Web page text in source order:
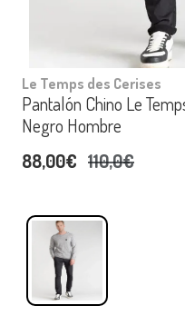
Le Temps des Cerises
Pantalón Chino Le
Negro Hombre
88,00€ 110,0€